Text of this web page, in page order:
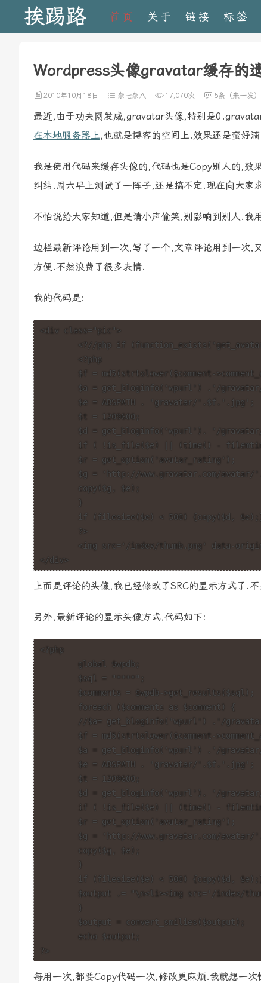
挨踢路 首页 关于 链接 标签
Wordpress头像gravatar缓存的
2010年10月18日 杂七杂八 17,070次 5条（来一发）
最近,由于功夫网发威,gravatar头像,特别是
在本地服务器上,也就是博客的空间上.效果还是蛮好
我是使用代码来缓存头像的,代码也是Copy别人的,
纠结.周六早上测试了一阵子,还是搞不定.现在向大家
不怕说给大家知道,但是请小声偷笑,别影响到别人.
边栏最新评论用到一次,写了一个,文章评论用到一次
方便.不然浪费了很多表情.
我的代码是:
<div class="pic">
</div>
上面是评论的头像,我已经修改了SRC的显示方式了.
另外,最新评论的显示头像方式,代码如下:
<?php
?>
每用一次,都要Copy代码一次,修改更麻烦.我就想一次